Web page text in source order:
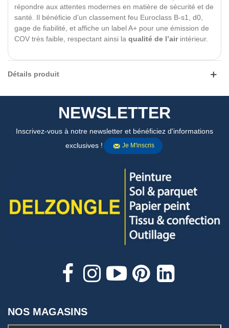
répondre aux attentes modernes en matière de sécurité et de
santé. Il bénéficie d’un classement feu Euroclass B-s1, d0,
gage de fiabilité, et affiche un label A+ pour une émission de
COV très faible, respectant ainsi la qualité de l’airintérieur.
Détails produit
NEWSLETTER
Inscrivez-vous à notre newsletter et bénéficiez d'informations
exclusives !
Je M'inscris
NOS MAGASINS